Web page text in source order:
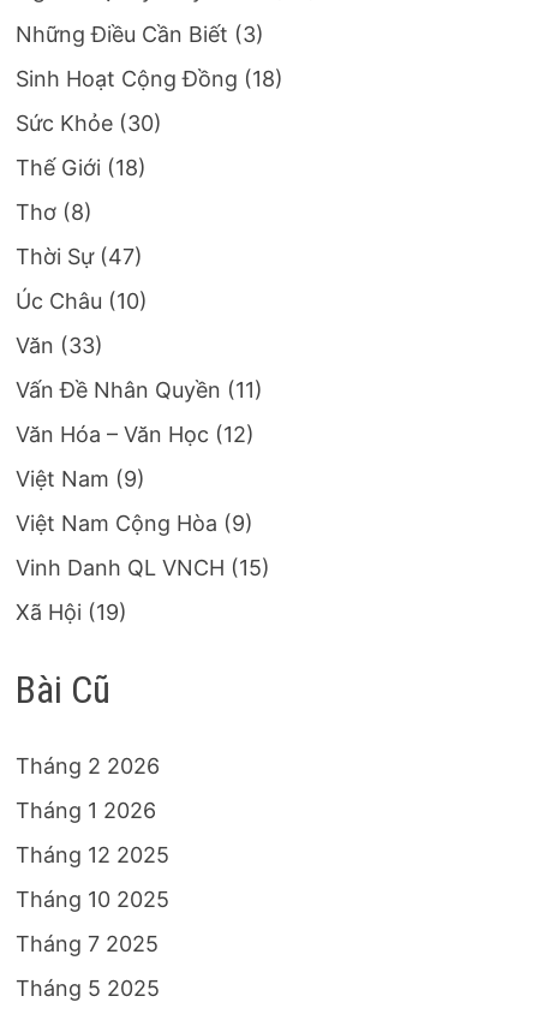
Những Điều Cần Biết (3)
Sinh Hoạt Cộng Đồng (18)
Sức Khỏe (30)
Thế Giới (18)
Thơ (8)
Thời Sự(47)
Úc Châu (10)
Văn (33)
Vấn Đề Nhân Quyền (11)
Văn Hóa – Văn Học (12)
Việt Nam (9)
Việt Nam Cộng Hòa (9)
Vinh Danh QL VNCH (15)
Xã Hội (19)
Bài Cũ
Tháng 2 2026
Tháng 1 2026
Tháng 12 2025
Tháng 10 2025
Tháng 7 2025
Tháng 5 2025